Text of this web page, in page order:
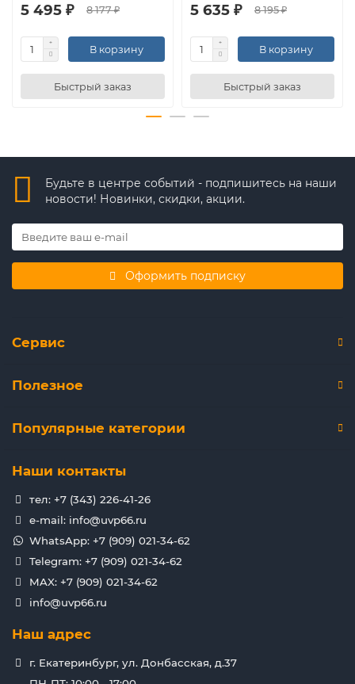
5 495 ₽ 8 177 ₽
В корзину
Быстрый заказ
5 635 ₽ 8 195 ₽
В корзину
Быстрый заказ
Будьте в центре событий - подпишитесь на наши
новости! Новинки, скидки, акции.
Оформить подписку
Сервис
Полезное
Популярные категории
Наши контакты
тел: +7 (343) 226-41-26
e-mail: info@uvp66.ru
WhatsApp: +7 (909) 021-34-62
Telegram: +7 (909) 021-34-62
MAX: +7 (909) 021-34-62
info@uvp66.ru
Наш адрес
г. Екатеринбург, ул. Донбасская, д.37